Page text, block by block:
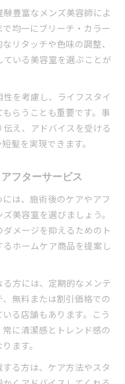
豊富なメンズ美容師によ
均一にブリーチ・カラー
リタッチや色味の調整、
いる美容室を選ぶことが
を考慮し、ライフスタイ
らうことも重要です。事
え、アドバイスを受ける
髪を実現できます。
フターサービス
は、施術後のケアやアフ
美容室を選びましょう。
メージを抑えるためのト
ホームケア商品を提案し
方には、定期的なメンテ
無料または割引価格での
る店舗もあります。こう
に清潔感とトレンド感の
ます。
る方は、ケア方法やスタ